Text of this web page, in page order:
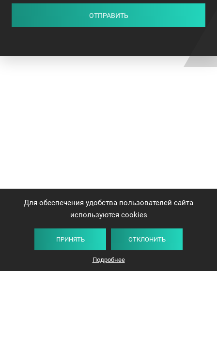
ОТПРАВИТЬ
Для обеспечения удобства пользователей сайта
используются cookies
ПРИНЯТЬ ОТКЛОНИТЬ
Подробнее